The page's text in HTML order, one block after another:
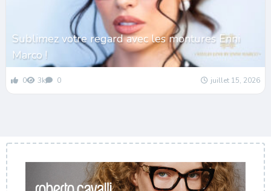
Sublimez votre regard avec les montures Enni
Marco !
0 3k 0 juillet 15, 2026